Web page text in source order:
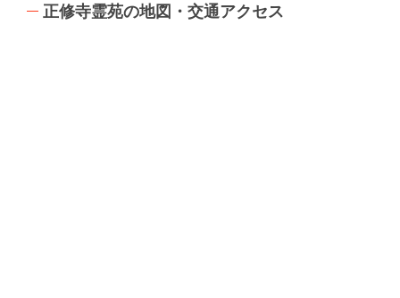
正修寺霊苑の地図・交通アクセス